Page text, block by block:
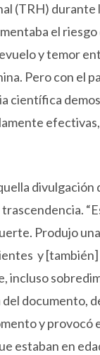
(TRH) durante
el
y temor
Pero con el
científica
Produjo
y
incluso
documento,
y provocó
estaban en